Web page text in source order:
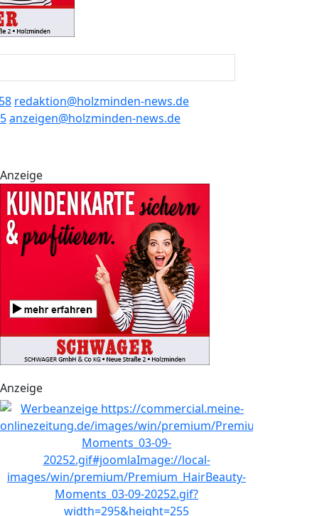
redaktion@holzminden-news.de
anzeigen@holzminden-news.de
Anzeige
Anzeige